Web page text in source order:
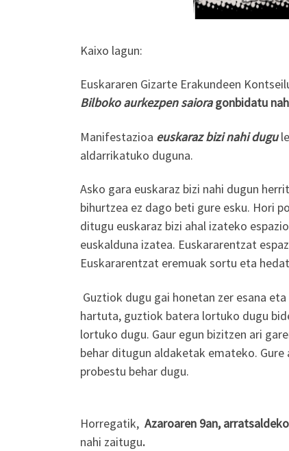
Kaixo lagun:
Euskararen Gizarte Erakundeen
Bilboko aurkezpen saioragonbidatu
Manifestazioa euskaraz bizi nahi dugu
aldarrikatuko duguna.
Asko gara euskaraz bizi nahi dugun
bihurtzea ez dago beti gure esku. Hori
ditugu euskaraz bizi ahal izateko
euskalduna izatea. Euskararentzat
Euskararentzat eremuak sortu eta
Guztiok dugu gai honetan zer esana
hartuta, guztiok batera lortuko dugu
lortuko dugu. Gaur egun bizitzen ari
behar ditugun aldaketak emateko. Gure
probestu behar dugu.
Horregatik, Azaroaren 9an,
nahi zaitugu.